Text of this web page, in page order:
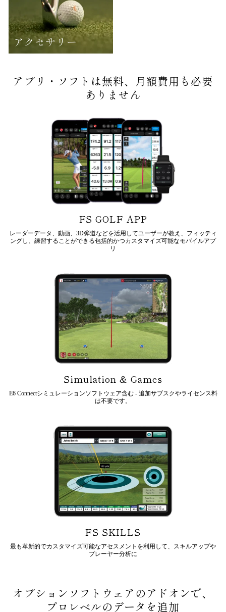
アクセサリー
アプリ・ソフトは無料、月額費用も必要
ありません
FS GOLF APP
レーダーデータ、動画、3D弾道などを活用してユーザーが教え、フィッティ
ングし、練習することができる包括的かつカスタマイズ可能なモバイルアプ
リ
Simulation & Games
E6 Connectシミュレーションソフトウェア含む - 追加サブスクやライセンス料
は不要です。
FS SKILLS
最も革新的でカスタマイズ可能なアセスメントを利用して、スキルアップや
プレーヤー分析に
オプションソフトウェアのアドオンで、
プロレベルのデータを追加